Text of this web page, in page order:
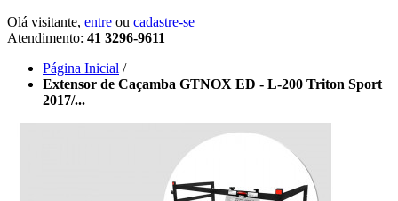
Olá visitante, entre ou cadastre-se
Atendimento: 41 3296-9611
Página Inicial /
Extensor de Caçamba GTNOX ED - L-200 Triton Sport
2017/...